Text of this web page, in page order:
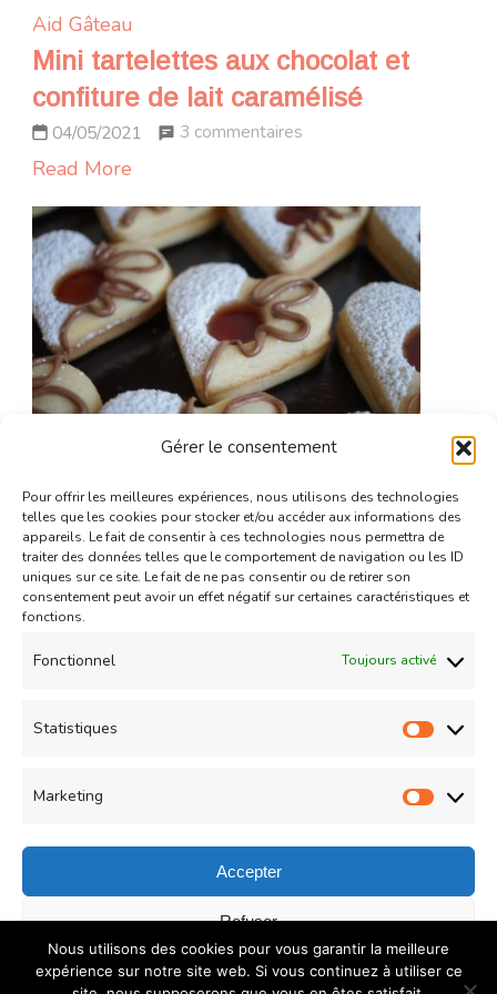
Gérer le consentement
Pour offrir les meilleures expériences, nous utilisons des technologies
telles que les cookies pour stocker et/ou accéder aux informations des
appareils. Le fait de consentir à ces technologies nous permettra de
traiter des données telles que le comportement de navigation ou les ID
uniques sur ce site. Le fait de ne pas consentir ou de retirer son
consentement peut avoir un effet négatif sur certaines caractéristiques et
fonctions.
Fonctionnel Toujours activé
Statistiques
Marketing
Accepter
Refuser
Enregistrer les préférences
Aid Gâteau
Mini tartelettes aux chocolat et
confiture de lait caramélisé
04/05/2021 3 commentaires
aux
chocolat
et
confiture
de
caramélisé
Read More
Aid Gâteau
Coeurs Sablés très fondants
fourrés à la confiture de fraise
04/05/2021
Coeurs
confiture
fraise
Read More
© Copyright 2026COUZINA.fr : Cuisine du Monde. All
Rights Reserved.Recipe Quest | Developed ByWP
Delicious. Powered byWordPress. Politique de
Nous utilisons des cookies pour vous garantir la meilleure
expérience sur notre site web. Si vous continuez à utiliser ce